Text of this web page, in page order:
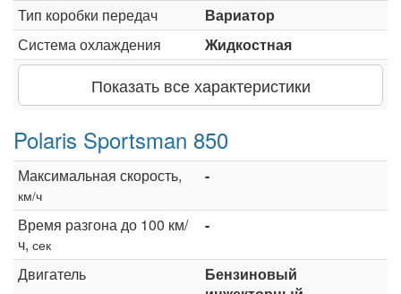
Тип коробки передач
Вариатор
Система охлаждения
Жидкостная
Показать все характеристики
Polaris Sportsman 850
Максимальная скорость,
км/ч
-
Время разгона до 100 км/
ч, сек
-
Двигатель
Бензиновый